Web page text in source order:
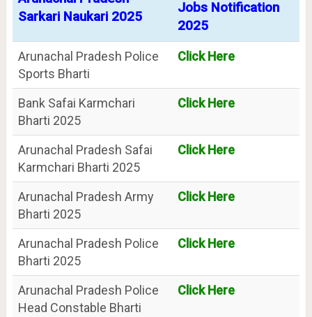
Sarkari Naukari 2025
Jobs Notification
2025
Arunachal Pradesh Police
Sports Bharti
Click Here
Bank Safai Karmchari
Bharti 2025
Click Here
Arunachal Pradesh Safai
Karmchari Bharti 2025
Click Here
Arunachal Pradesh Army
Bharti 2025
Click Here
Arunachal Pradesh Police
Bharti 2025
Click Here
Arunachal Pradesh Police
Head Constable Bharti
Click Here